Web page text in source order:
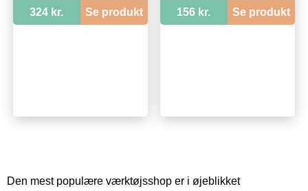
324 kr. Se produkt 156 kr. Se produkt
Den mest populære værktøjsshop er i øjeblikket